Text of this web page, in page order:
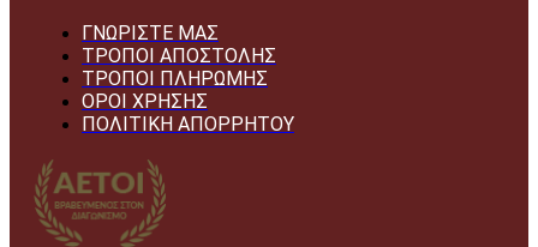
ΓΝΩΡΙΣΤΕ ΜΑΣ
ΤΡΟΠΟΙ ΑΠΟΣΤΟΛΗΣ
ΤΡΟΠΟΙ ΠΛΗΡΩΜΗΣ
ΟΡΟΙ ΧΡΗΣΗΣ
ΠΟΛΙΤΙΚΗ ΑΠΟΡΡΗΤΟΥ